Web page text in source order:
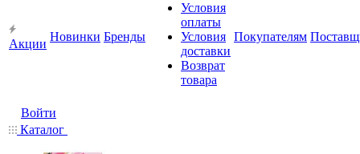
Акции
Новинки Бренды
Условия
оплаты
Условия
доставки
Возврат
товара
Покупателям
Войти
Каталог